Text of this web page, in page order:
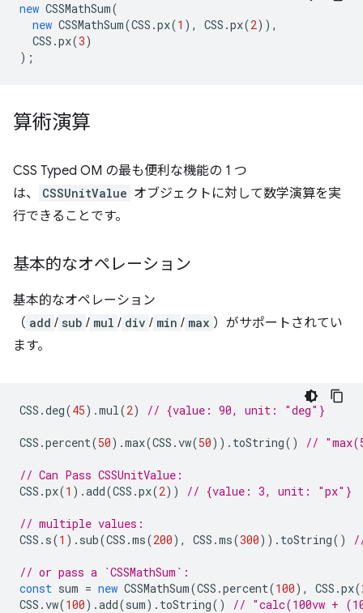
new CSSMathSum(
new CSSMathSum(CSS .px(1 ), CSS .px(2)),
CSS .px(3)
);
算術演算
CSS Typed OM の最も便利な機能の 1 つ
は、
CSSUnitValue オブジェクトに対して数学演算を実
行できることです。
基本的なオペレーション
基本的なオペレーション
（ add / sub / mul / div / min / max ）がサポートされてい
ます。
CSS .deg(45).mul(2) // {value: 90, unit: "deg"}
CSS .percent(50).max(CSS .vw(50)). toString() //
// Can Pass CSSUnitValue:
CSS .px(1 ).add(CSS .px(2)) // {value: 3, unit: "px"}
// multiple values:
CSS . s(1 ). sub(CSS .ms(200), CSS .ms(300)). toString()
// or pass a `CSSMathSum`:
const sum = new CSSMathSum(CSS .percent(100), CSS .px(
CSS .vw(100).add(sum). toString() // "calc(100vw +